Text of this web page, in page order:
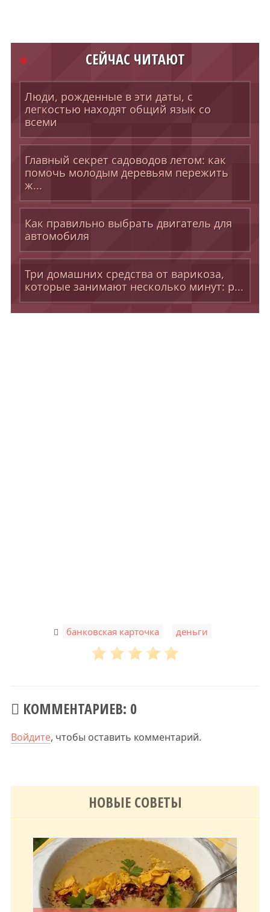
СЕЙЧАС ЧИТАЮТ
Люди, рожденные в эти даты, с
легкостью находят общий язык со
всеми
Главный секрет садоводов летом: как
помочь молодым деревьям пережить
ж...
Как правильно выбрать двигатель для
автомобиля
Три домашних средства от варикоза,
которые занимают несколько минут: р...
банковская карточка деньги
КОММЕНТАРИЕВ: 0
Войдите, чтобы оставить комментарий.
НОВЫЕ СОВЕТЫ